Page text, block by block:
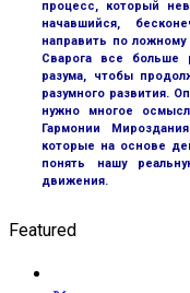
процесс, который
начавшийся,
направить по
Сварога все больше
разума, чтобы
разумного развития.
нужно многое
Гармонии
которые на основе
понять нашу
движения.
Featured